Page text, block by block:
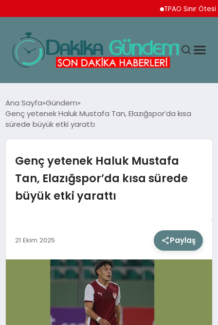
TPAO Sınır Ötesi
TEKNOLOJI
SPOR
YAŞAM
SIYASET
Ana Sayfa Gündem
Genç yetenek Haluk Mustafa Tan, Elazığspor’da kısa
sürede büyük etki yarattı
Genç yetenek Haluk Mustafa
Tan, Elazığspor’da kısa sürede
büyük etki yarattı
21 Ekim 2025 Paylaş